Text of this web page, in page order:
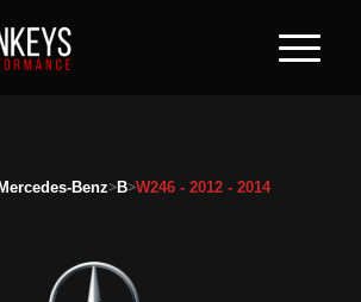
Mercedes-Benz>B>W246 - 2012 - 2014